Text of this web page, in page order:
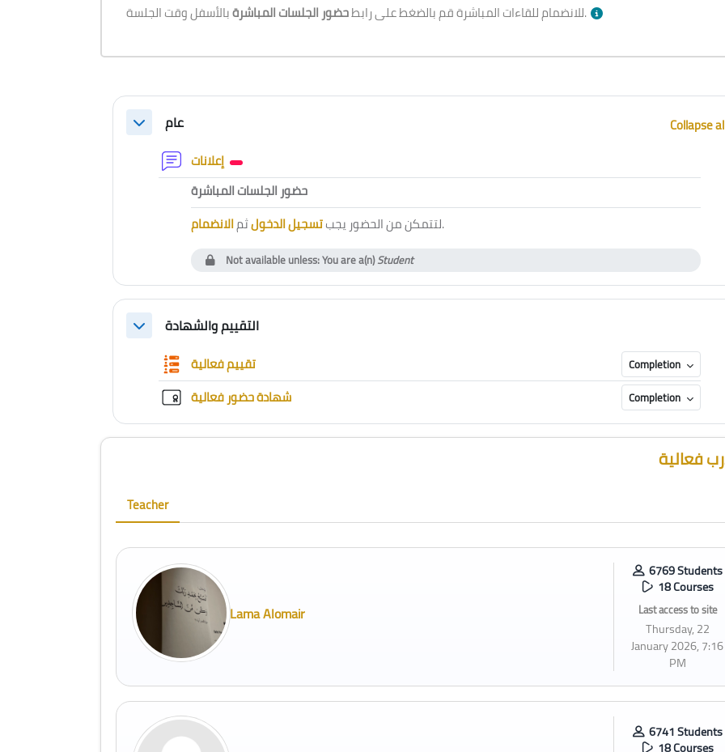
للانضمام للقاءات المباشرة قم بالضغط على رابطحضور الجلسات المباشرة بالأسفل وقت الجلسة.
Section outline
Collapseعام
Collapse
إعلانات Forum
حضور الجلسات المباشرةExternal tool
لتتمكن من الحضور يجبتسجيل الدخولثمالانضمام .
Not available unless: You are a(n)Student
Collapseالتقييم والشهادة
تقييم فعاليةQuestionnaire Completion
شهادة حضور فعاليةCustom certificate Completion
Blocks
Skip [Cocoon] Course Instructor فعالية
Teacher
Lama Alomair
6769 Students
18 Courses
Last access to site
Thursday, 22
January 2026, 7:16
PM
6741 Students
18 Courses